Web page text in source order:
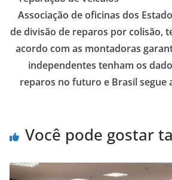
Associação de oficinas dos
de divisão de reparos por colisão,
acordo com as montadoras
independentes tenham os
reparos no futuro e Brasil segue
Você pode gostar